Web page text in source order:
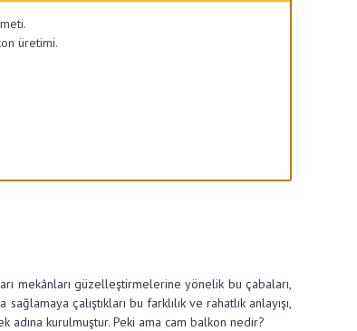
üretimi.
mekânları güzelleştirmelerine yönelik bu çabaları,
çalıştıkları bu farklılık ve rahatlık anlayışı,
adına kurulmuştur. Peki ama cam balkon nedir?